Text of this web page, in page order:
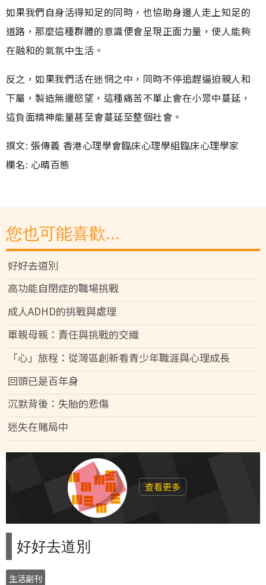
如果我們自身活得知足的同時，也協助身邊人走上知足的
道路，那麼這種群體的意識便會呈現正面力量，使人能夠
在融和的氣氛中生活。
反之，如果我們活在迷惘之中，同時不停追趕逼迫親人和
下屬，製造無邊慾望，這種痛苦不單止會在小眾中蔓延，
這負面精神能量甚至會蔓延至整個社會。
撰文: 張傳義 香港心理學會臨床心理學組臨床心理學家
欄名: 心晴百態
您也可能喜歡...
好好去道別
高功能自閉症的職場挑戰
成人ADHD的挑戰與處理
單親母親：責任與挑戰的交織
「心」旅程：從灣區創新看青少年職涯與心理成長
回頭已是百年身
沉默背後：失胎的悲傷
迷失在賭局中
查看更多
好好去道別
生活副刊